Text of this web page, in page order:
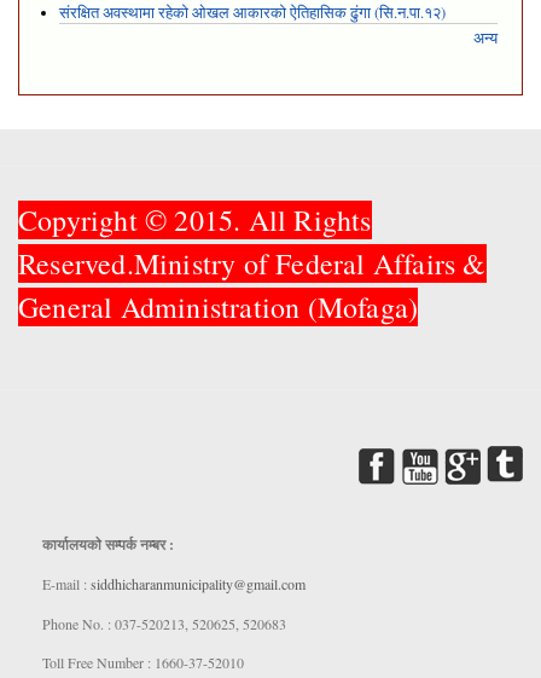
संरक्षित अवस्थामा रहेको ओखल आकारको ऐतिहासिक ढुंगा (सि.न.पा.१२)
अन्य
Copyright © 2015. All Rights
Reserved.Ministry of Federal Affairs &
General Administration (Mofaga)
कार्यालयकाे सम्पर्क नम्बर :
E-mail : siddhicharanmunicipality@gmail.com
Phone No. : 037-520213, 520625, 520683
Toll Free Number : 1660-37-52010